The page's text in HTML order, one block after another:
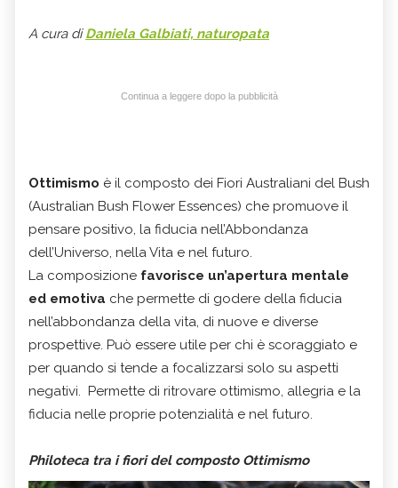
A cura diDaniela Galbiati, naturopata
Continua a leggere dopo la pubblicità
Ottimismo è il composto dei Fiori Australiani del Bush
(Australian Bush Flower Essences) che promuove il
pensare positivo, la fiducia nell’Abbondanza
dell’Universo, nella Vita e nel futuro.
La composizione favorisce un’apertura mentale
ed emotiva che permette di godere della fiducia
nell’abbondanza della vita, di nuove e diverse
prospettive. Può essere utile per chi è scoraggiato e
per quando si tende a focalizzarsi solo su aspetti
negativi. Permette di ritrovare ottimismo, allegria e la
fiducia nelle proprie potenzialità e nel futuro.
Philoteca tra i fiori del composto Ottimismo